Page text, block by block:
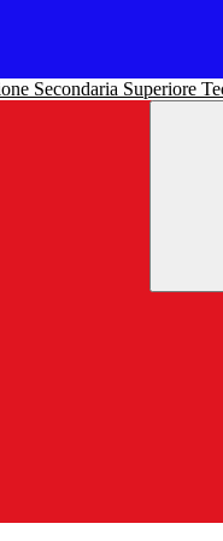
Secondaria Superiore